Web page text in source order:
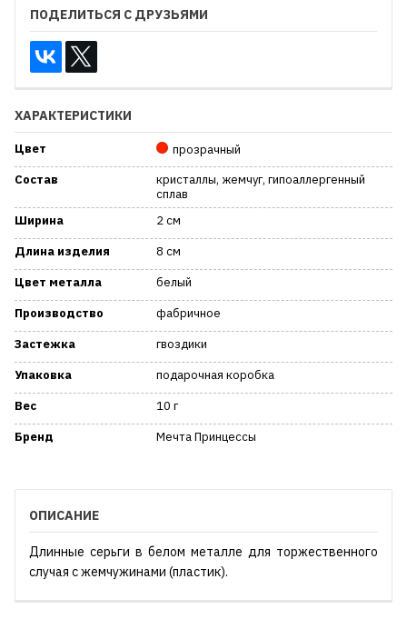
ПОДЕЛИТЬСЯ С ДРУЗЬЯМИ
ХАРАКТЕРИСТИКИ
Цвет
прозрачный
Состав
кристаллы, жемчуг, гипоаллергенный
сплав
Ширина
2 см
Длина изделия
8 см
Цвет металла
белый
Производство
фабричное
Застежка
гвоздики
Упаковка
подарочная коробка
Вес
10 г
Бренд
Мечта Принцессы
ОПИСАНИЕ
Длинные серьги в белом металле для торжественного
случая с жемчужинами (пластик).